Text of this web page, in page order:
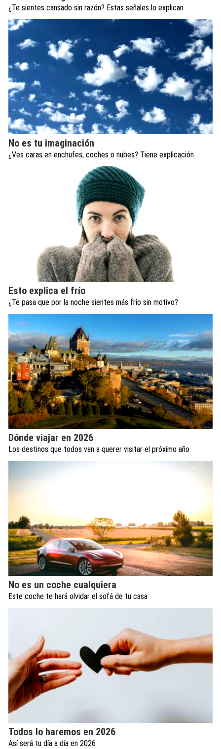
¿Te sientes cansado sin razón? Estas señales lo explican
No es tu imaginación
¿Ves caras en enchufes, coches o nubes? Tiene explicación
Esto explica el frío
¿Te pasa que por la noche sientes más frío sin motivo?
Dónde viajar en 2026
Los destinos que todos van a querer visitar el próximo año
No es un coche cualquiera
Este coche te hará olvidar el sofá de tu casa
Todos lo haremos en 2026
Así será tu día a día en 2026